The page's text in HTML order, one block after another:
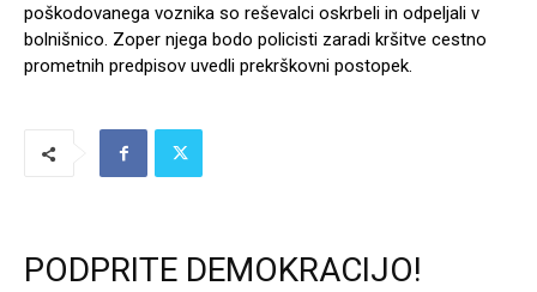
poškodovanega voznika so reševalci oskrbeli in odpeljali v
bolnišnico. Zoper njega bodo policisti zaradi kršitve cestno
prometnih predpisov uvedli prekrškovni postopek.
PODPRITE DEMOKRACIJO!